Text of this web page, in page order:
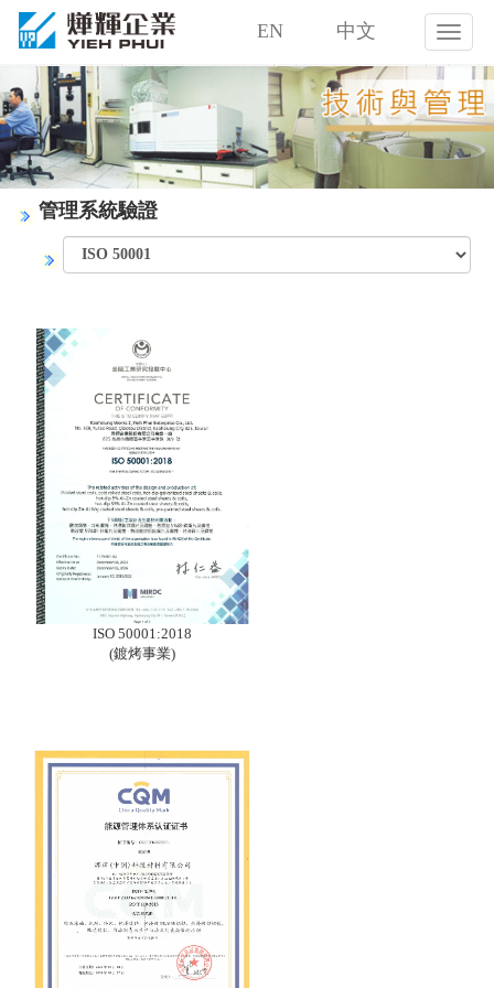
燁
輝
業
股
份
限
司
EN 中文
管理系統驗證
ISO 50001:2018
(鍍烤事業)